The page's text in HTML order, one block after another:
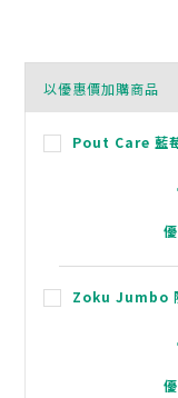
以優惠價加購商品
Pout Care 藍
Zoku Jumbo